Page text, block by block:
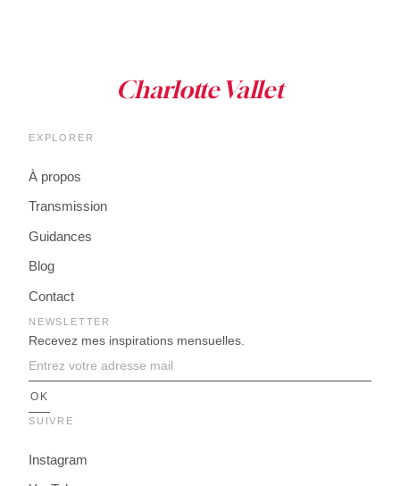
EXPLORER
À propos
Transmission
Guidances
Blog
Contact
NEWSLETTER
Recevez mes inspirations mensuelles.
SUIVRE
Instagram